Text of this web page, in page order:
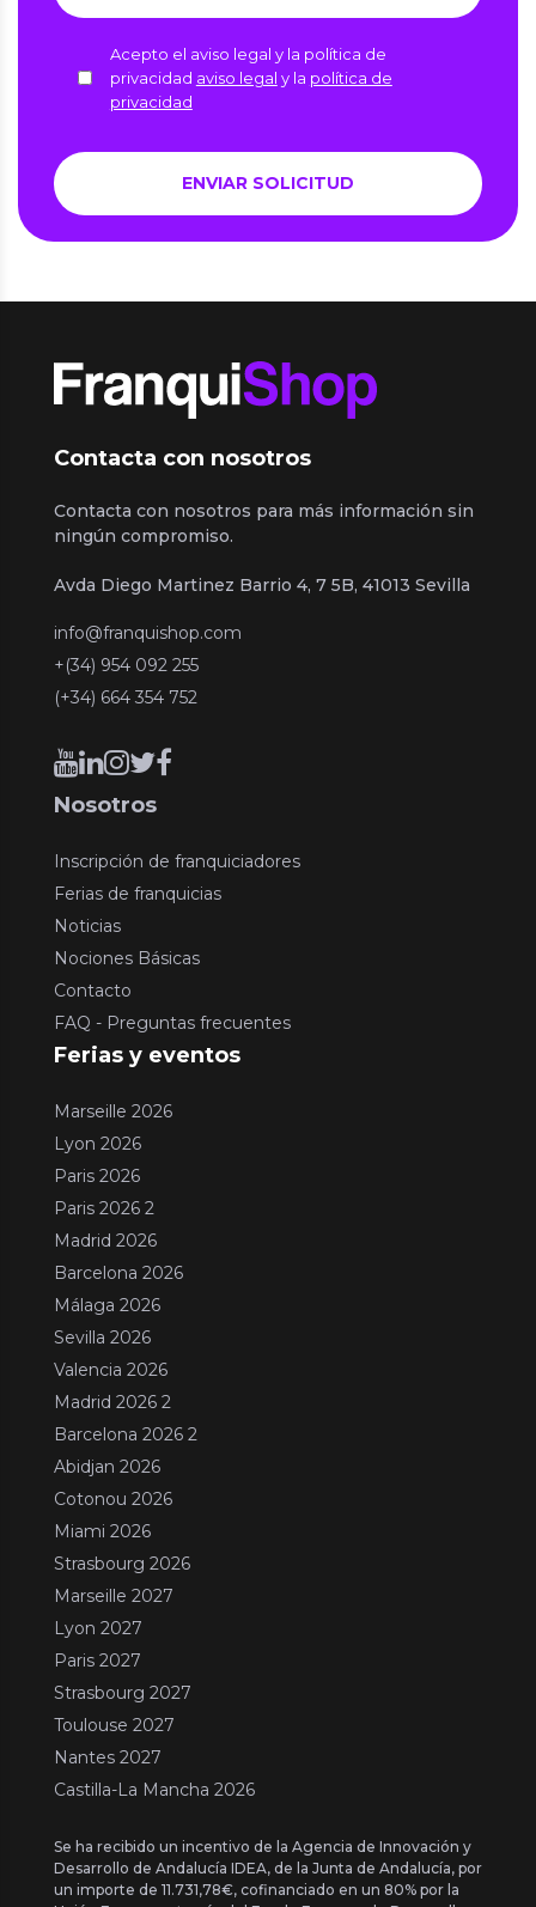
Acepto el aviso legal y la política de
privacidad aviso legal y la política de
privacidad
Contacta con nosotros
Contacta con nosotros para más información sin
ningún compromiso.
Avda Diego Martinez Barrio 4, 7 5B, 41013 Sevilla
info@franquishop.com
+(34) 954 092 255
(+34) 664 354 752
Nosotros
Inscripción de franquiciadores
Ferias de franquicias
Noticias
Nociones Básicas
Contacto
FAQ - Preguntas frecuentes
Ferias y eventos
Marseille 2026
Lyon 2026
Paris 2026
Paris 2026 2
Madrid 2026
Barcelona 2026
Málaga 2026
Sevilla 2026
Valencia 2026
Madrid 2026 2
Barcelona 2026 2
Abidjan 2026
Cotonou 2026
Miami 2026
Strasbourg 2026
Marseille 2027
Lyon 2027
Paris 2027
Strasbourg 2027
Toulouse 2027
Nantes 2027
Castilla-La Mancha 2026
Se ha recibido un incentivo de la Agencia de Innovación y
Desarrollo de Andalucía IDEA, de la Junta de Andalucía, por
un importe de 11.731,78€, cofinanciado en un 80% por la